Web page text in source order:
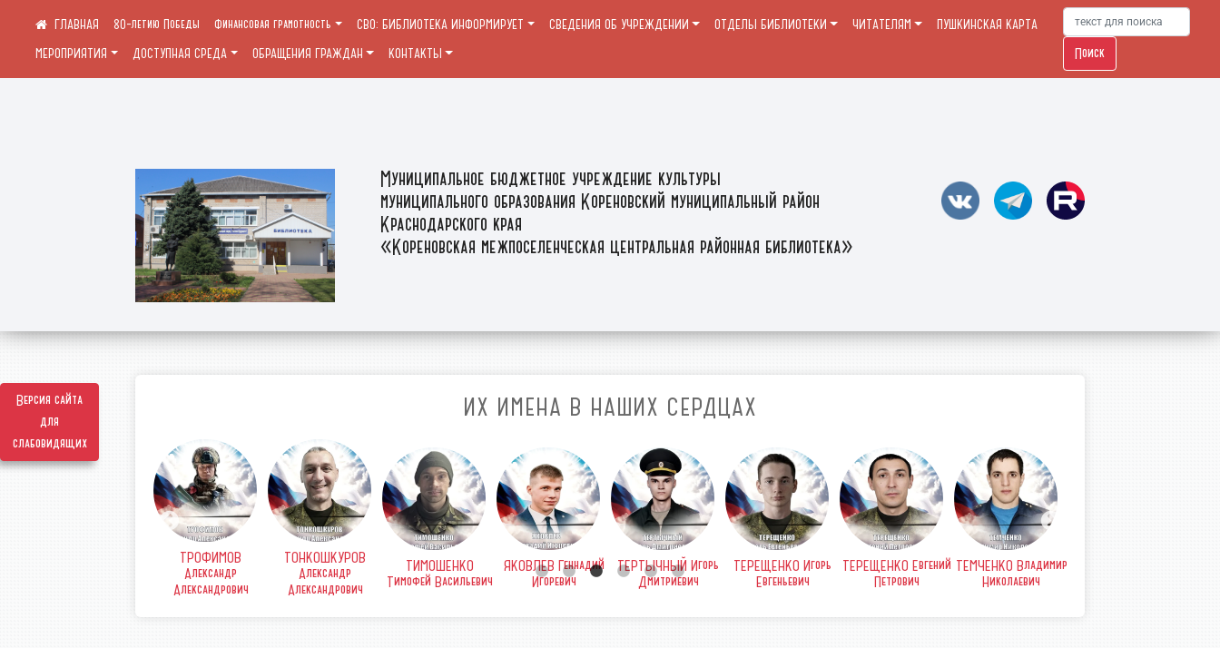
Версия сайта
для
слабовидящих
Муниципальное бюджетное учреждение культуры
муниципального образования Кореновский муниципальный район
Краснодарского края
«Кореновская межпоселенческая центральная районная библиотека»
80-летию Победы Финансовая грамотность СВО: БИБЛИОТЕКА ИНФОРМИРУЕТ СВЕДЕНИЯ ОБ УЧРЕЖДЕНИИ ОТДЕЛЫ БИБЛИОТЕКИ ЧИТАТЕЛЯМ
ПУШКИНСКАЯ КАРТА
МЕРОПРИЯТИЯ
ДОСТУПНАЯ СРЕДА ОБРАЩЕНИЯ ГРАЖДАН КОНТАКТЫ Поиск
ИХ ИМЕНА В НАШИХ СЕРДЦАХ
ТРОФИМОВ
Александр
Александрович
ТОНКОШКУРОВ
Александр
Александрович
ТИМОШЕНКО
Тимофей Васильевич
ЯКОВЛЕВ Геннадий
Игоревич
ТЕРТЫЧНЫЙ Игорь
Дмитриевич
ТЕРЕЩЕНКО Игорь
Евгеньевич
ТЕРЕЩЕНКО Евгений
Петрович
ТЕМЧЕНКО Владимир
Николаевич